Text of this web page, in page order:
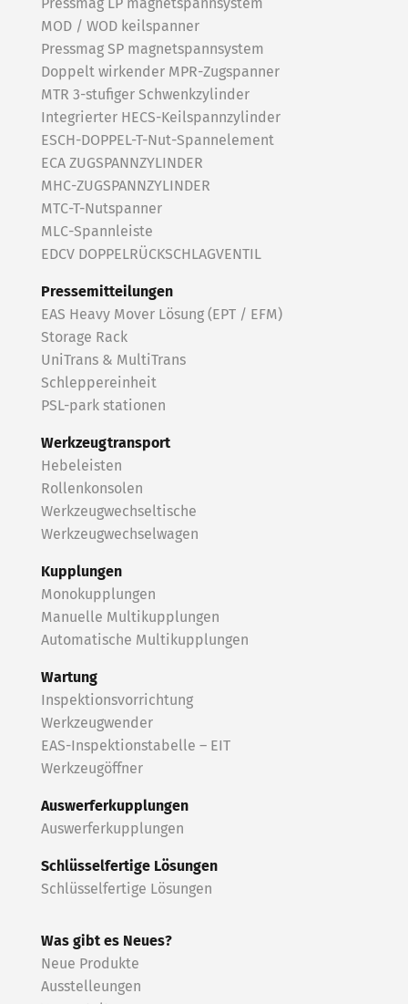
Pressmag LP magnetspannsystem
MOD / WOD keilspanner
Pressmag SP magnetspannsystem
Doppelt wirkender MPR-Zugspanner
MTR 3-stufiger Schwenkzylinder
Integrierter HECS-Keilspannzylinder
ESCH-DOPPEL-T-Nut-Spannelement
ECA ZUGSPANNZYLINDER
MHC-ZUGSPANNZYLINDER
MTC-T-Nutspanner
MLC-Spannleiste
EDCV DOPPELRÜCKSCHLAGVENTIL
Pressemitteilungen
EAS Heavy Mover Lösung (EPT / EFM)
Storage Rack
UniTrans & MultiTrans
Schleppereinheit
PSL-park stationen
Werkzeugtransport
Hebeleisten
Rollenkonsolen
Werkzeugwechseltische
Werkzeugwechselwagen
Kupplungen
Monokupplungen
Manuelle Multikupplungen
Automatische Multikupplungen
Wartung
Inspektionsvorrichtung
Werkzeugwender
EAS-Inspektionstabelle – EIT
Werkzeugöffner
Auswerferkupplungen
Auswerferkupplungen
Schlüsselfertige Lösungen
Schlüsselfertige Lösungen
Was gibt es Neues?
Neue Produkte
Ausstelleungen